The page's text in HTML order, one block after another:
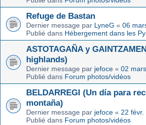
Refuge de Bastan
Dernier message par LyneG « 06
Publié dans Hébergement dans les
ASTOTAGAÑA y
highlands)
Dernier message par jefoce « 02
Publié dans Forum photos/vidéos
BELDARREGI (Un día para
montaña)
Dernier message par jefoce « 22 févr.
Publié dans Forum photos/vidéos